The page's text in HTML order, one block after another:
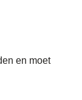
en moet